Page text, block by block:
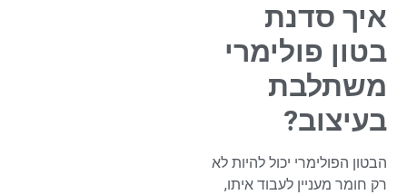
איך סדנת
בטון פולימרי
משתלבת
בעיצוב?
הבטון הפולימרי יכול להיות לא
רק חומר מעניין לעבוד איתו,